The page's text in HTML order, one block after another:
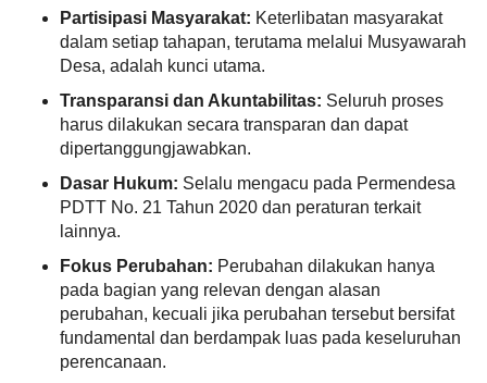
Partisipasi Masyarakat: Keterlibatan masyarakat
dalam setiap tahapan, terutama melalui Musyawarah
Desa, adalah kunci utama.
Transparansi dan Akuntabilitas: Seluruh proses
harus dilakukan secara transparan dan dapat
dipertanggungjawabkan.
Dasar Hukum: Selalu mengacu pada Permendesa
PDTT No. 21 Tahun 2020 dan peraturan terkait
lainnya.
Fokus Perubahan: Perubahan dilakukan hanya
pada bagian yang relevan dengan alasan
perubahan, kecuali jika perubahan tersebut bersifat
fundamental dan berdampak luas pada keseluruhan
perencanaan.
13
April
2026
Alokasi Dana Desa